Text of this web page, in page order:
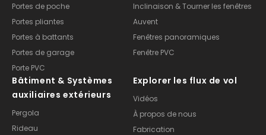
Portes de poche
Portes pliantes
Portes à battants
Portes de garage
Porte PVC
Inclinaison & Tourner les fenêtres
Auvent
Fenêtres panoramiques
Fenêtre PVC
Bâtiment & Systèmes
auxiliaires extérieurs
Pergola
Rideau
Explorer les flux de vol
Vidéos
À propos de nous
Fabrication